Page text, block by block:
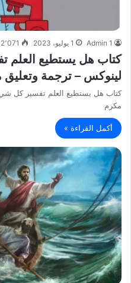
Admin 1 1 يوليو، 2023 2٬071
كتاب هل يستطيع
لينوكس – ترجمة وتعليق
كتاب هل يستطيع العلم تفسير كل
مكرم
أكمل القراءة »